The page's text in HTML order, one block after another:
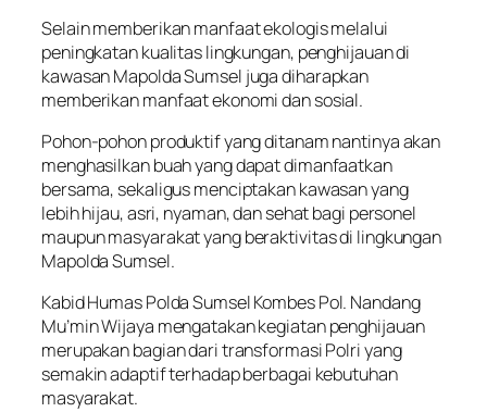
Selain memberikan manfaat ekologis melalui
peningkatan kualitas lingkungan, penghijauan di
kawasan Mapolda Sumsel juga diharapkan
memberikan manfaat ekonomi dan sosial.
Pohon-pohon produktif yang ditanam nantinya akan
menghasilkan buah yang dapat dimanfaatkan
bersama, sekaligus menciptakan kawasan yang
lebih hijau, asri, nyaman, dan sehat bagi personel
maupun masyarakat yang beraktivitas di lingkungan
Mapolda Sumsel.
Kabid Humas Polda Sumsel Kombes Pol. Nandang
Mu’min Wijaya mengatakan kegiatan penghijauan
merupakan bagian dari transformasi Polri yang
semakin adaptif terhadap berbagai kebutuhan
masyarakat.